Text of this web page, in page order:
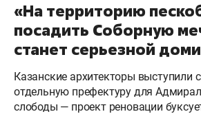
«На территорию
посадить Соборную
станет серьезной
Казанские архитекторы выступили
отдельную префектуру для
слободы — проект реновации